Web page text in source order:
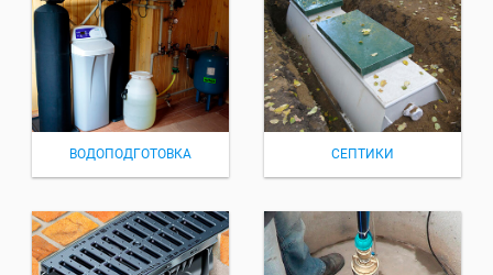
ВОДОПОДГОТОВКА СЕПТИКИ